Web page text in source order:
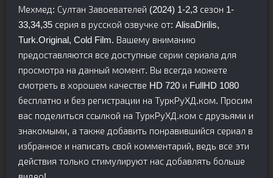
Мехмед: Султан Завоевателей (2024) 1-2,3 сезон 1-
33,34,35 серия в русской озвучке от: AlisaDirilis,
Turk.Original, Cold Film. Вашему вниманию
предоставляются все доступные серии сериала для
просмотра на данный момент. Вы всегда можете
смотреть в хорошем качестве HD 720 и FullHD 1080
бесплатно и без регистрации на ТуркРуХД.ком. Просим
вас поделиться ссылкой на ТуркРуХД.ком с друзьями и
знакомыми, а также добавить понравившийся сериал в
избранное и написать свой комментарий, ведь все эти
действия только стимулируют нас добавлять больше